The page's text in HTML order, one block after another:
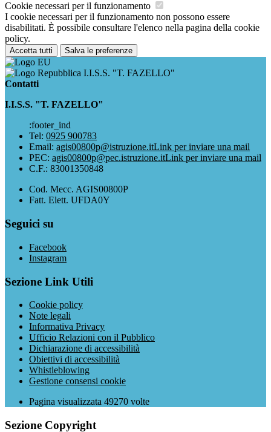
Cookie necessari per il funzionamento
I cookie necessari per il funzionamento non possono essere
disabilitati. È possibile consultare l'elenco nella pagina della cookie
policy.
Accetta tutti Salva le preferenze
I.I.S.S. "T. FAZELLO"
Contatti
I.I.S.S. "T. FAZELLO"
:footer_ind
Tel: 0925 900783
Email: agis00800p@istruzione.itLink per inviare una mail
PEC: agis00800p@pec.istruzione.itLink per inviare una mail
C.F.: 83001350848
Cod. Mecc. AGIS00800P
Fatt. Elett. UFDA0Y
Seguici su
Facebook
Instagram
Sezione Link Utili
Cookie policy
Note legali
Informativa Privacy
Ufficio Relazioni con il Pubblico
Dichiarazione di accessibilità
Obiettivi di accessibilità
Whistleblowing
Gestione consensi cookie
Pagina visualizzata 49270 volte
Sezione Copyright